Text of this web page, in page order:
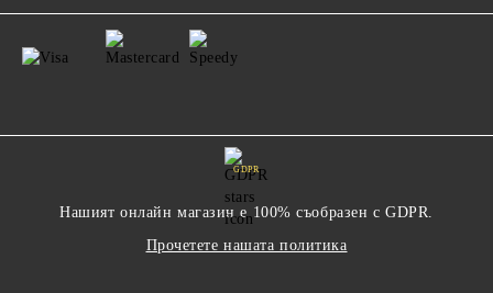
GDPR
Нашият онлайн магазин е 100% съобразен с GDPR.
Прочетете нашата политика